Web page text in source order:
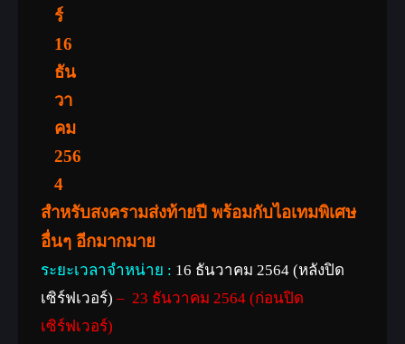
สำหรับสงครามส่งท้ายปี พร้อมกับไอเทมพิเศษ
อื่นๆ อีกมากมาย
ระยะเวลาจำหน่าย : 16 ธันวาคม 2564 (หลังปิด
เซิร์ฟเวอร์) – 23 ธันวาคม 2564 (ก่อนปิด
เซิร์ฟเวอร์)